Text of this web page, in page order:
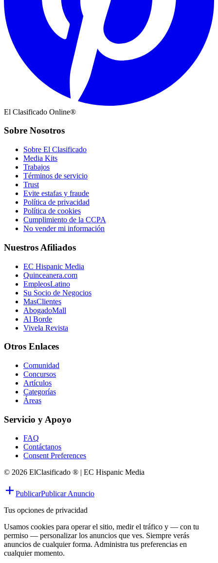
El Clasificado Online®
Sobre Nosotros
Sobre El Clasificado
Media Kits
Trabajos
Términos de servicio
Trust
Evite estafas y fraude
Política de privacidad
Política de cookies
Cumplimiento de la CCPA
No vender mi información
Nuestros Afiliados
EC Hispanic Media
Quinceanera.com
EmpleosLatino
Su Socio de Negocios
MasClientes
AbogadoMall
Al Borde
Vivela Revista
Otros Enlaces
Comunidad
Concursos
Artículos
Categorías
Áreas
Servicio y Apoyo
FAQ
Contáctanos
Consent Preferences
© 2026 ElClasificado ® | EC Hispanic Media
PublicarPublicar Anuncio
Tus opciones de privacidad
Usamos cookies para operar el sitio, medir el tráfico y — con tu
permiso — personalizar los anuncios que ves. Siempre verás
anuncios de cualquier forma. Administra tus preferencias en
cualquier momento.